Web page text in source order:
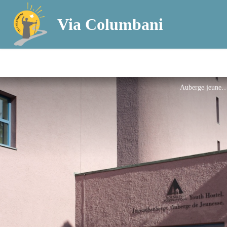
Via Columbani
Auberge